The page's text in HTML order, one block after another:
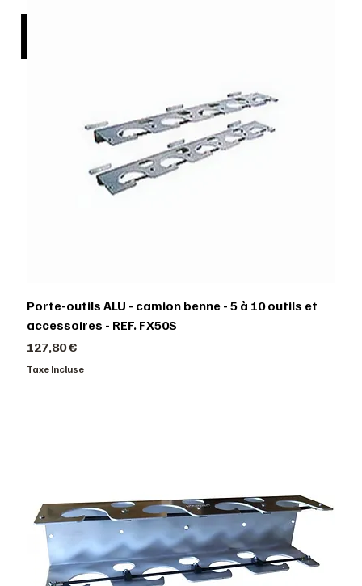
nnel
Porte-outils ALU - camion benne - 5 à 10 outils et
accessoires - REF. FX50S
Prix
127,80 €
Taxe Incluse